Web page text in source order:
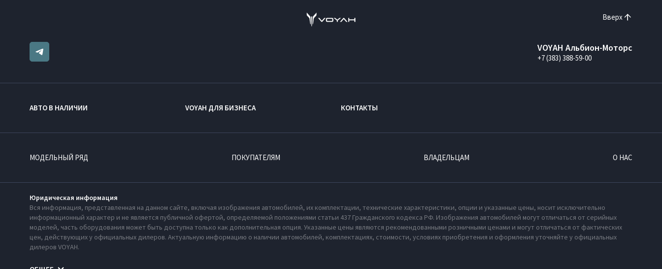
Вверх
VOYAH Альбион-Моторс
+7 (383) 388-59-00
АВТО В НАЛИЧИИ VOYAH ДЛЯ БИЗНЕСА КОНТАКТЫ
МОДЕЛЬНЫЙ РЯД ПОКУПАТЕЛЯМ ВЛАДЕЛЬЦАМ О НАС
Юридическая информация
Вся информация, представленная на данном сайте, включая изображения автомобилей, их комплектации, технические характеристики, опции и указанные цены, носит исключительно
информационный характер и не является публичной офертой, определяемой положениями статьи 437 Гражданского кодекса РФ. Изображения автомобилей могут отличаться от серийных
моделей, часть оборудования может быть доступна только как дополнительная опция. Указанные цены являются рекомендованными розничными ценами и могут отличаться от фактических
цен, действующих у официальных дилеров. Актуальную информацию о наличии автомобилей, комплектациях, стоимости, условиях приобретения и оформления уточняйте у официальных
дилеров VOYAH.